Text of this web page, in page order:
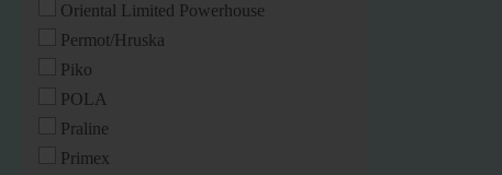
Oriental Limited Powerhouse
Permot/Hruska
Piko
POLA
Praline
Primex